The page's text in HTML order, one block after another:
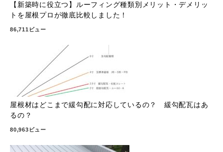
【新築時に役立つ】ルーフィング種類別メリット・デメリッ
トを屋根プロが徹底比較しました！
86,711ビュー
屋根材はどこまで緩勾配に対応しているの？ 緩勾配瓦はあ
るの？
80,963ビュー